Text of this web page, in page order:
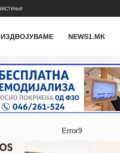
ИЗДВОЈУВАМЕ NEWS1.MK
Error9